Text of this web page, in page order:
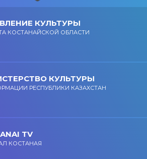
КУЛЬТУРЫ
КОСТАНАЙСКОЙ ОБЛАСТИ
КУЛЬТУРЫ
РЕСПУБЛИКИ КАЗАХСТАН
TV
КОСТАНАЯ